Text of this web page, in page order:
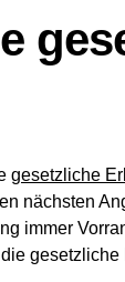
gesetzliche
nächsten
immer
gesetzliche